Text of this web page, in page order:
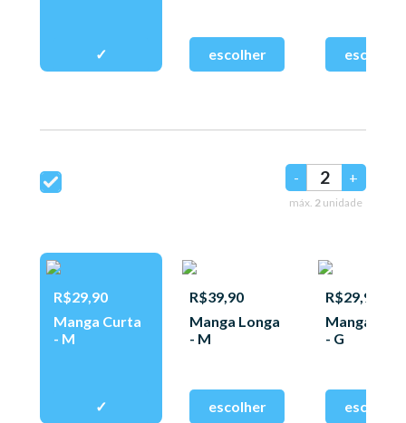
- +
máx. 2 unidade
R$29,90
Manga Curta
- M
R$39,90
Manga Longa
- M
R$29,90
Manga
- G